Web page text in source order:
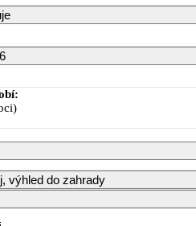
Říjen
PO ÚT ST ČT
1
5 6 7 8
výhled do zahrady